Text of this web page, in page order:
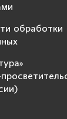
обработки